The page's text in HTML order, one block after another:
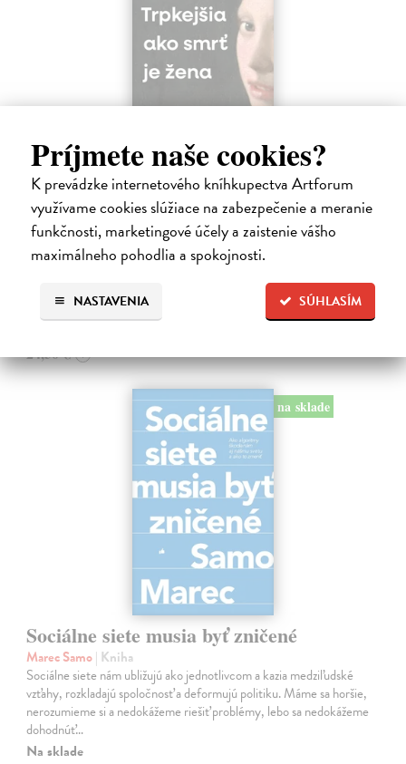
Príjmete naše cookies?
K prevádzke internetového kníhkupectva Artforum
využívame cookies slúžiace na zabezpečenie a meranie
funkčnosti, marketingové účely a zaistenie vášho
maximálneho pohodlia a spokojnosti.
SÚHLASÍM
NASTAVENIA
Trpkejšia ako smrť je žena
Marneros Andreas| Kniha
JE TO MOŽNO NAJVÄČŠIA REVOLÚCIA NAŠICH DNÍ:
rovnocennosť a rovnoprávnosť ženy a muža. Vojna a mier medzi
pohlaviami sa však nezačali feminizmom 20. storočia, ale ich
22,05 €
24,50 € ?
na sklade
Sociálne siete musia byť zničené
Marec Samo| Kniha
Sociálne siete nám ubližujú ako jednotlivcom a kazia medziľudské
vzťahy, rozkladajú spoločnosť a deformujú politiku. Máme sa horšie,
nerozumieme si a nedokážeme riešiť problémy, lebo sa nedokážeme
dohodnúť…
Na sklade